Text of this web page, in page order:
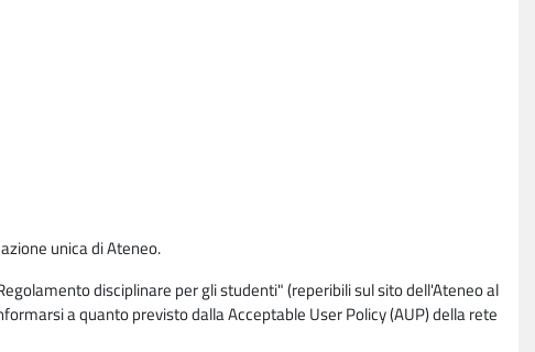
unica di Ateneo.
disciplinare per gli studenti" (reperibili sul sito dell'Ateneo al
a quanto previsto dalla Acceptable User Policy (AUP) della rete